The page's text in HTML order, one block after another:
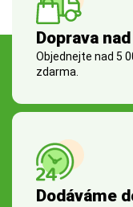
Doprava
Objednejte nad 5
zdarma.
Dodáváme